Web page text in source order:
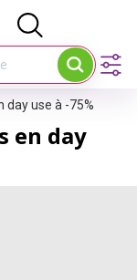
day use à -75%
en day